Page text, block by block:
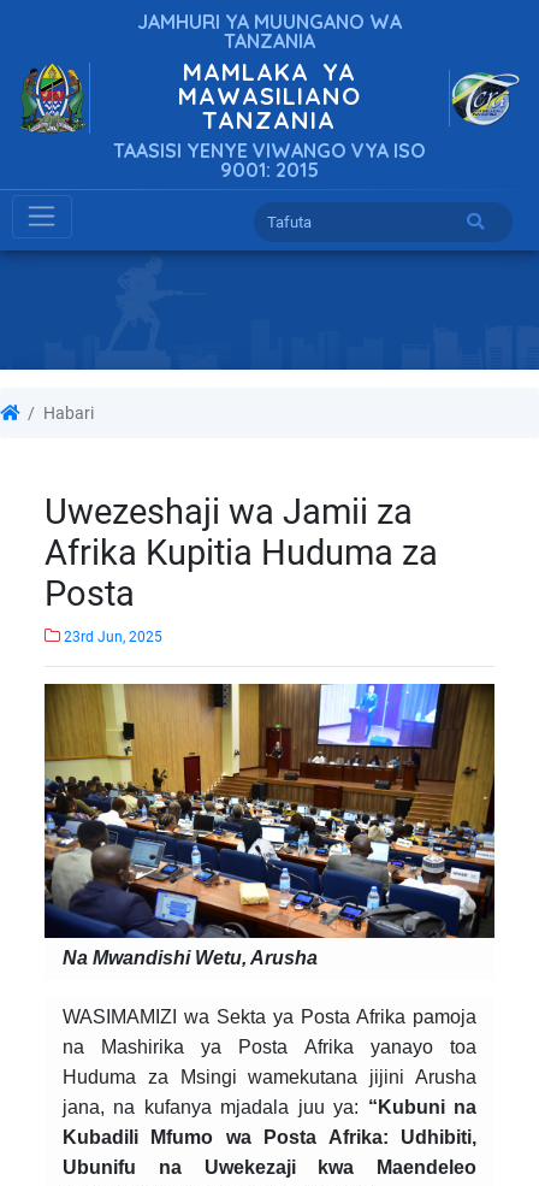
JAMHURI YA MUUNGANO WA
TANZANIA
MAMLAKA YA
MAWASILIANO
TANZANIA
TAASISI YENYE VIWANGO VYA ISO
9001: 2015
Habari
Uwezeshaji wa Jamii za
Afrika Kupitia Huduma za
Posta
23rd Jun, 2025
Na Mwandishi Wetu, Arusha
WASIMAMIZI wa Sekta ya Posta Afrika pamoja
na Mashirika ya Posta Afrika yanayo toa
Huduma za Msingi wamekutana jijini Arusha
jana, na kufanya mjadala juu ya: “Kubuni na
Kubadili Mfumo wa Posta Afrika: Udhibiti,
Ubunifu na Uwekezaji kwa Maendeleo